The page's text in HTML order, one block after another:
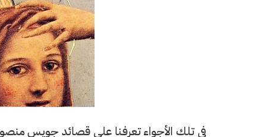
فى تلك الأجواء تعرفنا على قصائد جويس